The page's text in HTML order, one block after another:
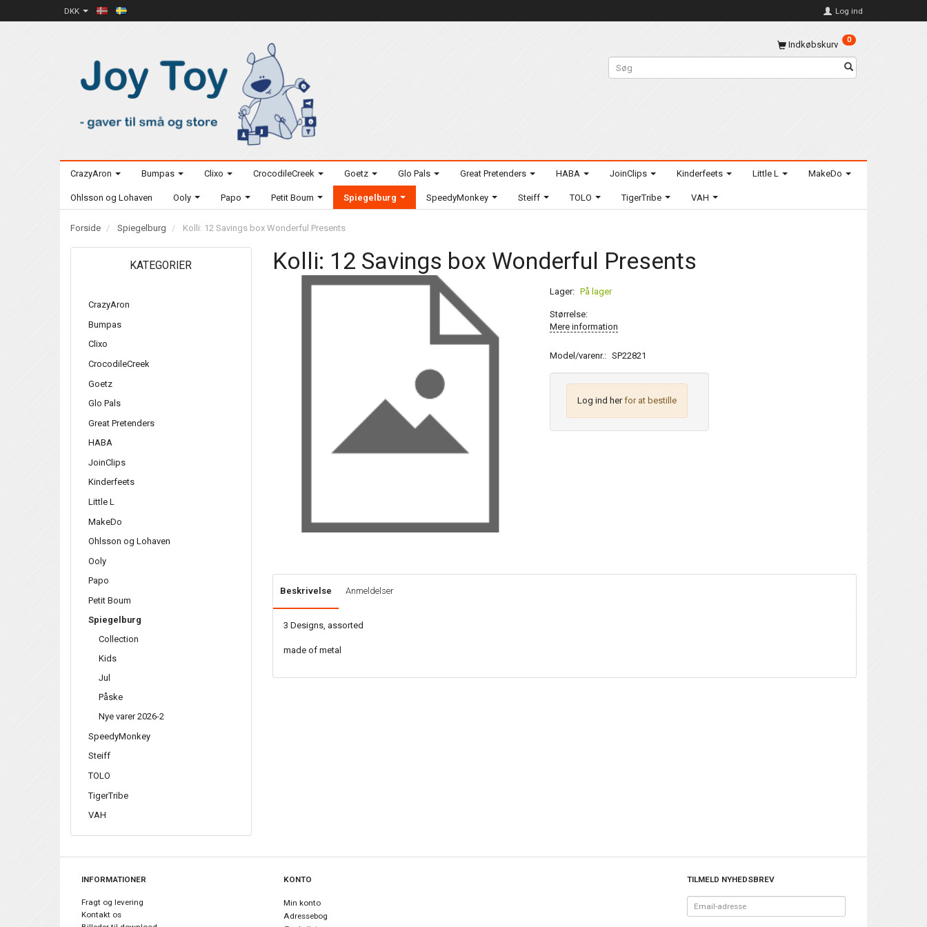
DKK Log ind
Indkøbskurv 0
CrazyAron Bumpas Clixo CrocodileCreek Goetz Glo Pals Great Pretenders HABA JoinClips Kinderfeets Little L MakeDo
Ohlsson og Lohaven Ooly Papo Petit Boum Spiegelburg SpeedyMonkey Steiff TOLO TigerTribe VAH
Forside Spiegelburg Kolli: 12 Savings box Wonderful Presents
KATEGORIER
CrazyAron
Bumpas
Clixo
CrocodileCreek
Goetz
Glo Pals
Great Pretenders
HABA
JoinClips
Kinderfeets
Little L
MakeDo
Ohlsson og Lohaven
Ooly
Papo
Petit Boum
Spiegelburg
Collection
Kids
Jul
Påske
Nye varer 2026-2
SpeedyMonkey
Steiff
TOLO
TigerTribe
VAH
Kolli: 12 Savings box Wonderful Presents
Lager: På lager
Størrelse:
Mere information
Model/varenr.: SP22821
Log ind herfor at bestille
Beskrivelse Anmeldelser
3 Designs, assorted
made of metal
INFORMATIONER
Fragt og levering
Kontakt os
KONTO
Min konto
Adressebog
TILMELD NYHEDSBREV
adresse